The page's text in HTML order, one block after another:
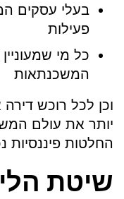
בעלי עסקים
פעילות
כל מי
המשכנתאות
וכן לכל רוכש דירה
יותר את עולם
החלטות פיננסיות
שיטת